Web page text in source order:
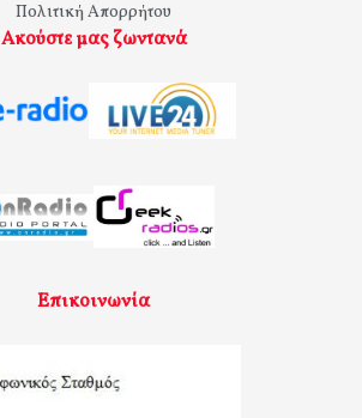
Πολιτική Απορρήτου
Ακούστε μας ζωντανά
Επικοινωνία